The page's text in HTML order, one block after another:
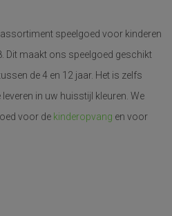
speelgoed voor kinderen
Dit maakt ons speelgoed geschikt
de 4 en 12 jaar. Het is zelfs
in uw huisstijl kleuren. We
voor de kinderopvang en voor